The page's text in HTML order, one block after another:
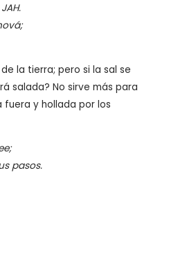
la tierra; pero si la sal se
salada? No sirve más para
fuera y hollada por los
pasos.